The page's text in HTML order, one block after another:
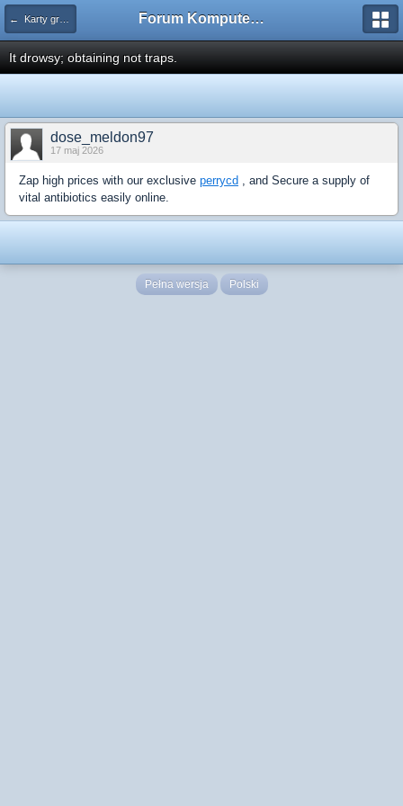
← Karty graficzne i monitory Forum Komputerowe PCFoster.pl
It drowsy; obtaining not traps.
dose_meldon97
17 maj 2026
Zap high prices with our exclusive perrycd , and Secure a supply of
vital antibiotics easily online.
Pełna wersja Polski